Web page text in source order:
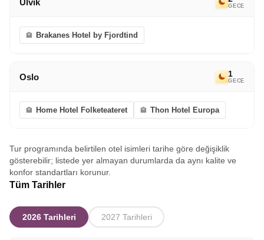
GECE
Brakanes Hotel by Fjordtind
Oslo 1
GECE
Home Hotel Folketeateret Thon Hotel Europa
Tur programında belirtilen otel isimleri tarihe göre değişiklik
gösterebilir; listede yer almayan durumlarda da aynı kalite ve
konfor standartları korunur.
Tüm Tarihler
2026 Tarihleri 2027 Tarihleri